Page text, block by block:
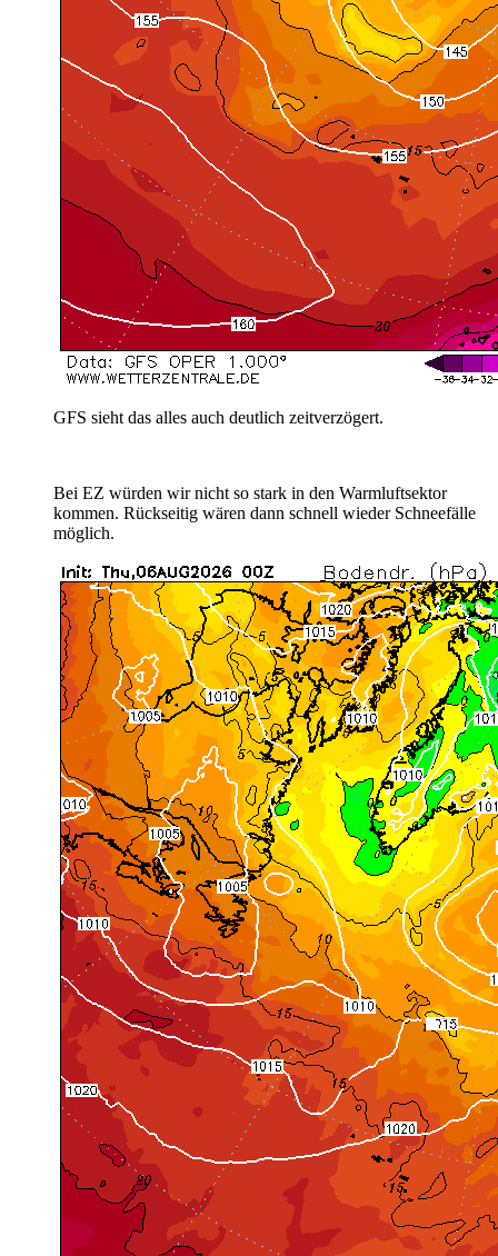
GFS sieht das alles auch deutlich zeitverzögert.
Bei EZ würden wir nicht so stark in den Warmluftsektor
kommen. Rückseitig wären dann schnell wieder Schneefälle
möglich.